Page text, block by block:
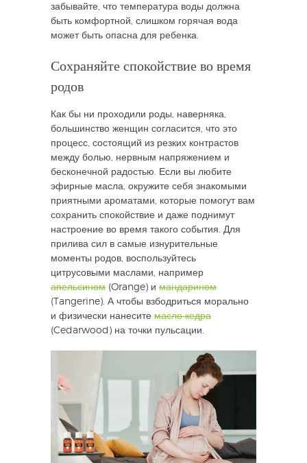
забывайте, что температура воды должна
быть комфортной, слишком горячая вода
может быть опасна для ребенка.
Сохраняйте спокойствие во время
родов
Как бы ни проходили роды, наверняка,
большинство женщин согласится, что это
процесс, состоящий из резких контрастов
между болью, нервным напряжением и
бесконечной радостью. Если вы любите
эфирные масла, окружите себя знакомыми
приятными ароматами, которые помогут вам
сохранить спокойствие и даже поднимут
настроение во время такого события. Для
прилива сил в самые изнурительные
моменты родов, воспользуйтесь
цитрусовыми маслами, например
апельсином (Orange) и мандарином
(Tangerine). А чтобы взбодриться морально
и физически нанесите масло кедра
(Cedarwood) на точки пульсации.